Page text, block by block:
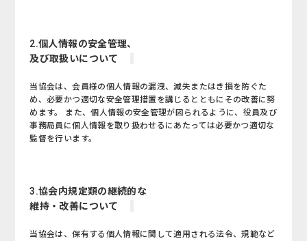
2.個人情報の安全管理、
及び取扱いについて
当協会は、会員様の個人情報の漏洩、滅失またはき損を防ぐた
め、必要かつ適切な安全管理措置を講じるとともにその改善に努
めます。 また、個人情報の安全管理が図られるように、役員及び
事務局員に個人情報を取り扱わせるにあたっては必要かつ適切な
監督を行います。
3.協会内規定類の継続的な
維持・改善について
当協会は、保有する個人情報に関して適用される法令、規範など